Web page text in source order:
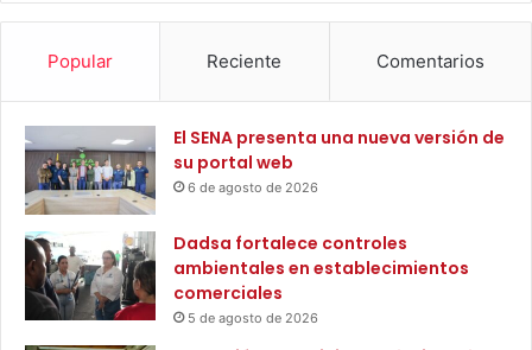
e
a
d
o
c
o
o
m
b
Popular Reciente Comentarios
El SENA presenta una nueva versión de
su portal web
6 de agosto de 2026
Dadsa fortalece controles
ambientales en establecimientos
comerciales
5 de agosto de 2026